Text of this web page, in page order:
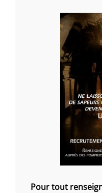
Pour tout